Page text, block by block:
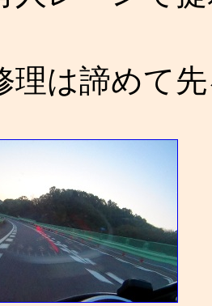
理は諦めて